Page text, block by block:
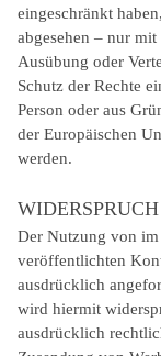
eingeschränkt
abgesehen – nur
Ausübung oder
Schutz der Rechte
Person oder aus
der Europäischen
werden.
Der Nutzung von
veröffentlichten
ausdrücklich
wird hiermit
ausdrücklich